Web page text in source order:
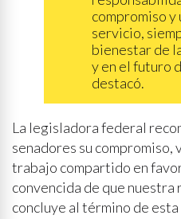
compromiso y
servicio,
bienestar de
y en el futuro
destacó.
La legisladora federal
senadores su compromiso,
trabajo compartido en
convencida de que
concluye al término de